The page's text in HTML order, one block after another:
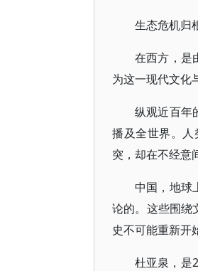
生态危机归
在西方，是
为这一现代文化
纵观近百年
播及全世界。
突，却在不经意
中国，地球
论的。这些围绕
史不可能重新开
杜亚泉，是